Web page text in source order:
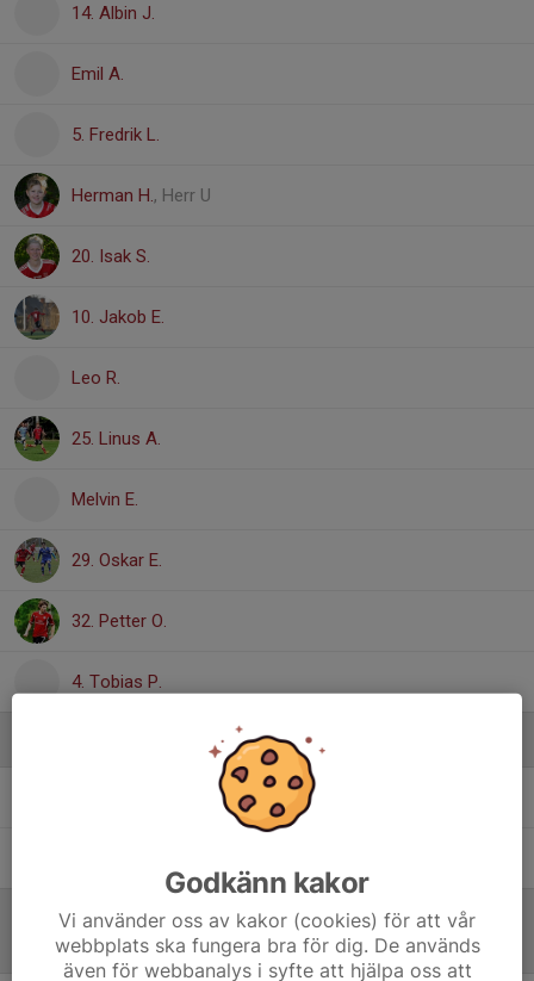
14. Albin J.
Emil A.
5. Fredrik L.
Herman H., Herr U
20. Isak S.
10. Jakob E.
Leo R.
25. Linus A.
Melvin E.
29. Oskar E.
32. Petter O.
4. Tobias P.
Tränare
Referat
Godkänn kakor
Vi använder oss av kakor (cookies) för att vår
webbplats ska fungera bra för dig. De används
även för webbanalys i syfte att hjälpa oss att